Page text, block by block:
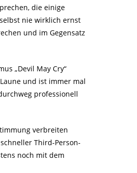
die einige
nie wirklich ernst
und im Gegensatz
„Devil May Cry“
und ist immer mal
professionell
verbreiten
Third-Person-
noch mit dem